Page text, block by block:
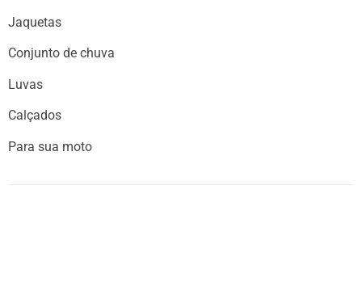
Jaquetas
Conjunto de chuva
Luvas
Calçados
Para sua moto